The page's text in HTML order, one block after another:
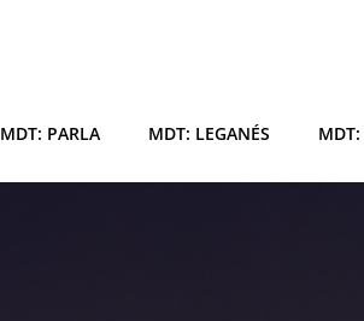
MDT: PARLA MDT: LEGANÉS